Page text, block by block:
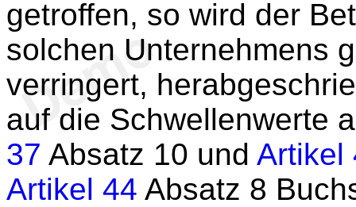
getroffen, so wird der
solchen Unternehmens
verringert,
auf die Schwellenwerte
37 Absatz 10 und Artikel
Artikel 44 Absatz 8